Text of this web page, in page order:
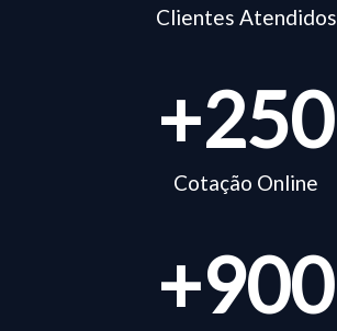
Clientes Atendidos
Cotação Online
+250
+900